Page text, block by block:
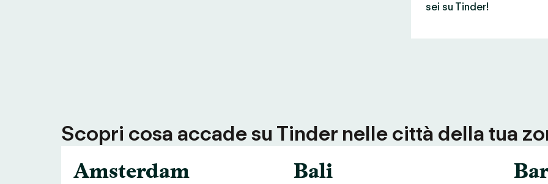
sei su Tinder!
Scopri cosa accade su Tinder nelle città della tua
Amsterdam
Bali